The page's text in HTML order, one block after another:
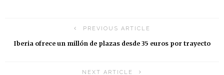
PREVIOUS ARTICLE
Iberia ofrece un millón de plazas desde 35 euros por trayecto
NEXT ARTICLE